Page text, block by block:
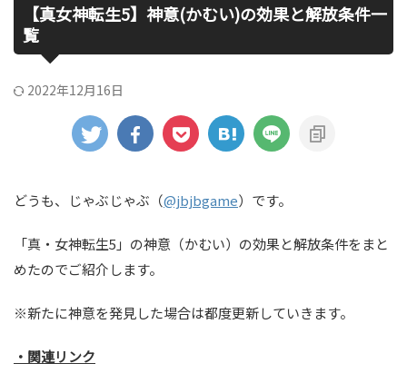
【真女神転生5】神意(かむい)の効果と解放条件一
覧
2022年12月16日
どうも、じゃぶじゃぶ（@jbjbgame）です。
「真・女神転生5」の神意（かむい）の効果と解放条件をまと
めたのでご紹介します。
※新たに神意を発見した場合は都度更新していきます。
・関連リンク